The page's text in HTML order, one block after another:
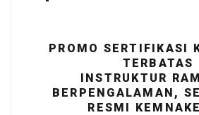
PROMO SERTIFIKASI
TERBATAS
INSTRUKTUR
BERPENGALAMAN,
RESMI